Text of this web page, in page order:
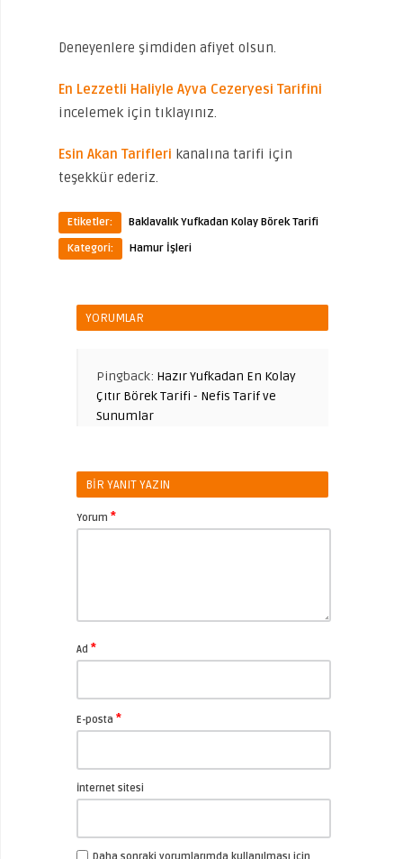
Deneyenlere şimdiden afiyet olsun.
En Lezzetli Haliyle Ayva Cezeryesi Tarifini
incelemek için tıklayınız.
Esin Akan Tarifleri kanalına tarifi için
teşekkür ederiz.
Etiketler:
Baklavalık Yufkadan Kolay Börek Tarifi
Kategori:
Hamur İşleri
YORUMLAR
Pingback: Hazır Yufkadan En Kolay
Çıtır Börek Tarifi - Nefis Tarif ve
Sunumlar
BIR YANIT YAZIN
Yorum *
Ad *
E-posta *
İnternet sitesi